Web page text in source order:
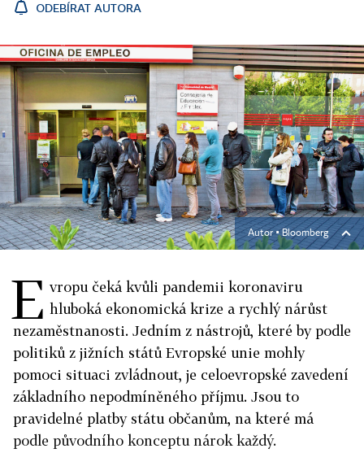
ODEBÍRAT AUTORA
Autor ▪ Bloomberg
E vropu čeká kvůli pandemii koronaviru
hluboká ekonomická krize a rychlý nárůst
nezaměstnanosti. Jedním z nástrojů, které by podle
politiků z jižních států Evropské unie mohly
pomoci situaci zvládnout, je celoevropské zavedení
základního nepodmíněného příjmu. Jsou to
pravidelné platby státu občanům, na které má
podle původního konceptu nárok každý.